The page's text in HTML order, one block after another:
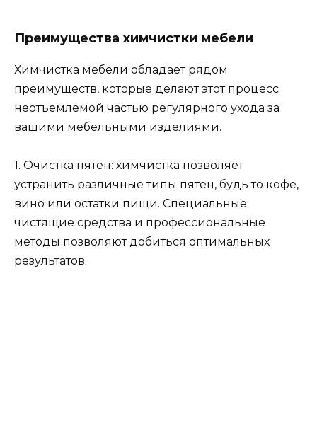
Преимущества химчистки мебели
Химчистка мебели обладает рядом
преимуществ, которые делают этот процесс
неотъемлемой частью регулярного ухода за
вашими мебельными изделиями.
1. Очистка пятен: химчистка позволяет
устранить различные типы пятен, будь то кофе,
вино или остатки пищи. Специальные
чистящие средства и профессиональные
методы позволяют добиться оптимальных
результатов.